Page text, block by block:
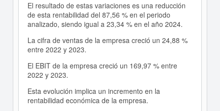
El resultado de estas variaciones es una reducción
de esta rentabilidad del 87,56 % en el periodo
analizado, siendo igual a 23,34 % en el año 2024.
La cifra de ventas de la empresa creció un 24,88 %
entre 2022 y 2023.
El EBIT de la empresa creció un 169,97 % entre
2022 y 2023.
Esta evolución implica un incremento en la
rentabilidad económica de la empresa.